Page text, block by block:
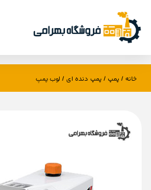
خانه / پمپ/ پمپ دنده ای/ لوب پمپ